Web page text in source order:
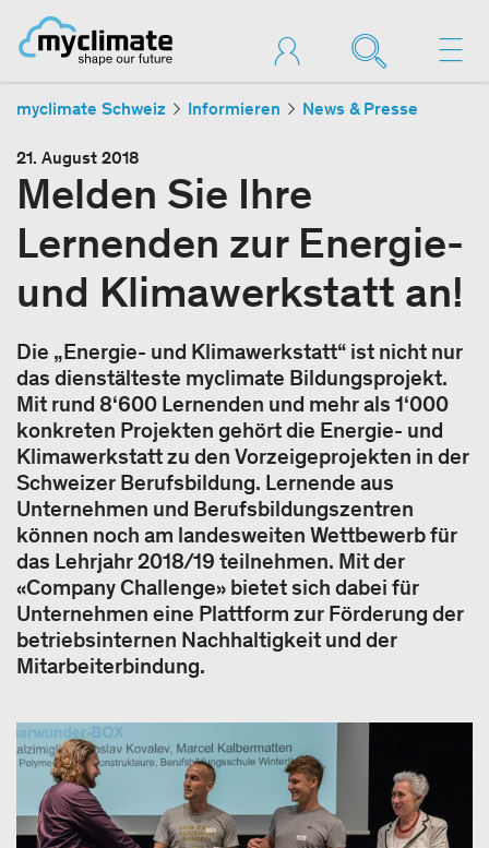
myclimate Schweiz Informieren News & Presse
21. August 2018
Melden Sie Ihre
Lernenden zur Energie-
und Klimawerkstatt an!
Die „Energie- und Klimawerkstatt“ ist nicht nur
das dienstälteste myclimate Bildungsprojekt.
Mit rund 8‘600 Lernenden und mehr als 1‘000
konkreten Projekten gehört die Energie- und
Klimawerkstatt zu den Vorzeigeprojekten in der
Schweizer Berufsbildung. Lernende aus
Unternehmen und Berufsbildungszentren
können noch am landesweiten Wettbewerb für
das Lehrjahr 2018/19 teilnehmen. Mit der
«Company Challenge» bietet sich dabei für
Unternehmen eine Plattform zur Förderung der
betriebsinternen Nachhaltigkeit und der
Mitarbeiterbindung.